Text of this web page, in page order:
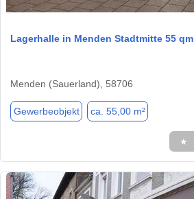
Lagerhalle in Menden Stadtmitte 55 qm
Menden (Sauerland), 58706
Gewerbeobjekt ca. 55,00 m²
★